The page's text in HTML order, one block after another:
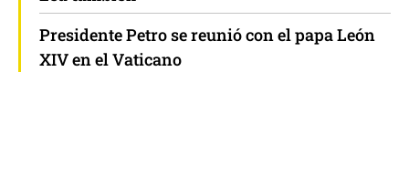
Presidente Petro se reunió con el papa León
XIV en el Vaticano